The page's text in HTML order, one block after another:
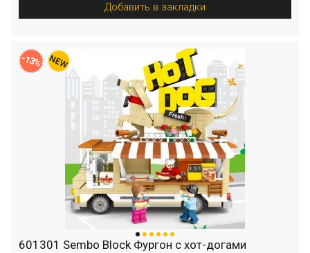
Добавить в закладки
601301 Sembo Block Фургон с хот-догами
-13%